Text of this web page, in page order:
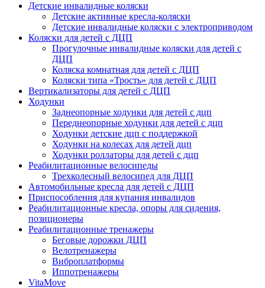
Детские инвалидные коляски
Детские активные кресла-коляски
Детские инвалидные коляски с электроприводом
Коляски для детей с ДЦП
Прогулочные инвалидные коляски для детей с
ДЦП
Коляска комнатная для детей с ДЦП
Коляски типа «Трость» для детей с ДЦП
Вертикализаторы для детей с ДЦП
Ходунки
Заднеопорные ходунки для детей с дцп
Переднеопорные ходунки для детей с дцп
Ходунки детские дцп с поддержкой
Ходунки на колесах для детей дцп
Ходунки роллаторы для детей с дцп
Реабилитационные велосипеды
Трехколесный велосипед для ДЦП
Автомобильные кресла для детей с ДЦП
Приспособления для купания инвалидов
Реабилитационные кресла, опоры для сидения,
позиционеры
Реабилитационные тренажеры
Беговые дорожки ДЦП
Велотренажеры
Виброплатформы
Иппотренажеры
VitaMove